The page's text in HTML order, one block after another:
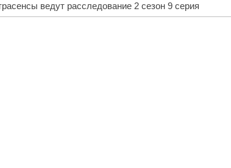
ведут расследование 2 сезон 9 серия